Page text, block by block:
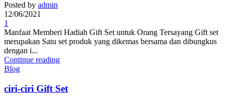
Posted by admin
12/06/2021
1
Manfaat Memberi Hadiah Gift Set untuk Orang Tersayang Gift set
merupakan Satu set produk yang dikemas bersama dan dibungkus
dengan i...
Continue reading
Blog
ciri-ciri Gift Set